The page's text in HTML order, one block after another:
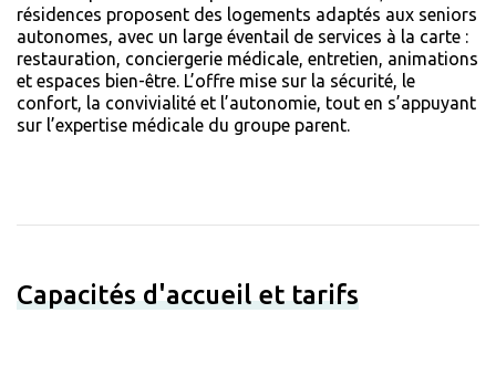
résidences proposent des logements adaptés aux seniors
autonomes, avec un large éventail de services à la carte :
restauration, conciergerie médicale, entretien, animations
et espaces bien-être. L’offre mise sur la sécurité, le
confort, la convivialité et l’autonomie, tout en s’appuyant
sur l’expertise médicale du groupe parent.
Capacités d'accueil et tarifs